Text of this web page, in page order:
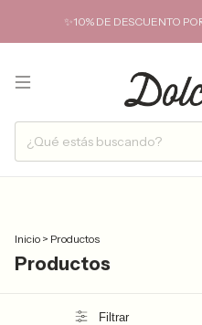
DE DESCUENTO POR
Inicio > Productos
Productos
Filtrar